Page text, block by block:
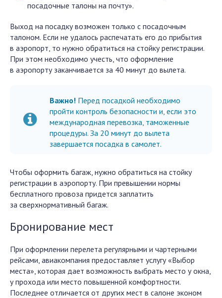
посадочные талоны на почту».
Выход на посадку возможен только с посадочным
талоном. Если не удалось распечатать его до прибытия
в аэропорт, то нужно обратиться на стойку регистрации.
При этом необходимо учесть, что оформление
в аэропорту заканчивается за 40 минут до вылета.
Важно! Перед посадкой необходимо
пройти контроль безопасности и, если это
международная перевозка, таможенные
процедуры. За 20 минут до вылета
завершается посадка в самолет.
Чтобы оформить багаж, нужно обратиться на стойку
регистрации в аэропорту. При превышении нормы
бесплатного провоза придется заплатить
за сверхнормативный багаж.
Бронирование мест
При оформлении перелета регулярными и чартерными
рейсами, авиакомпания предоставляет услугу «Выбор
места», которая дает возможность выбрать место у окна,
у прохода или место повышенной комфортности.
Последнее отличается от других мест в салоне эконом